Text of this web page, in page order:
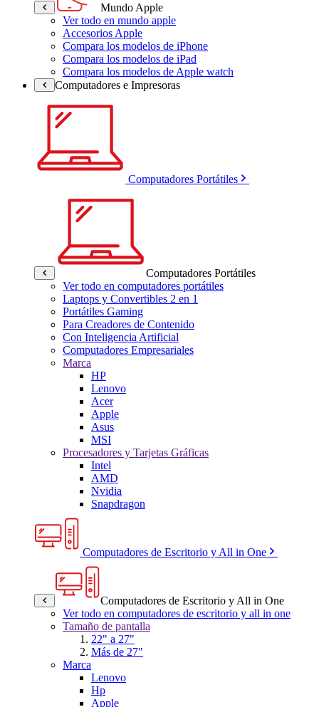
Mundo Apple
Ver todo en mundo apple
Accesorios Apple
Compara los modelos de iPhone
Compara los modelos de iPad
Compara los modelos de Apple watch
Computadores e Impresoras
Computadores Portátiles
Computadores Portátiles
Ver todo en computadores portátiles
Laptops y Convertibles 2 en 1
Portátiles Gaming
Para Creadores de Contenido
Con Inteligencia Artificial
Computadores Empresariales
Marca
HP
Lenovo
Acer
Apple
Asus
MSI
Procesadores y Tarjetas Gráficas
Intel
AMD
Nvidia
Snapdragon
Computadores de Escritorio y All in One
Computadores de Escritorio y All in One
Ver todo en computadores de escritorio y all in one
Tamaño de pantalla
22" a 27"
Más de 27"
Marca
Lenovo
Hp
Apple